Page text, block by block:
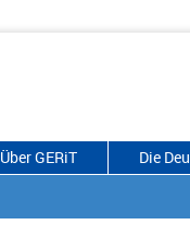
Über GERiT Die